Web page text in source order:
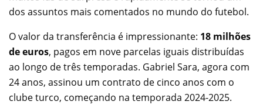
dos assuntos mais comentados no mundo do futebol.
O valor da transferência é impressionante: 18 milhões
de euros, pagos em nove parcelas iguais distribuídas
ao longo de três temporadas. Gabriel Sara, agora com
24 anos, assinou um contrato de cinco anos com o
clube turco, começando na temporada 2024-2025.